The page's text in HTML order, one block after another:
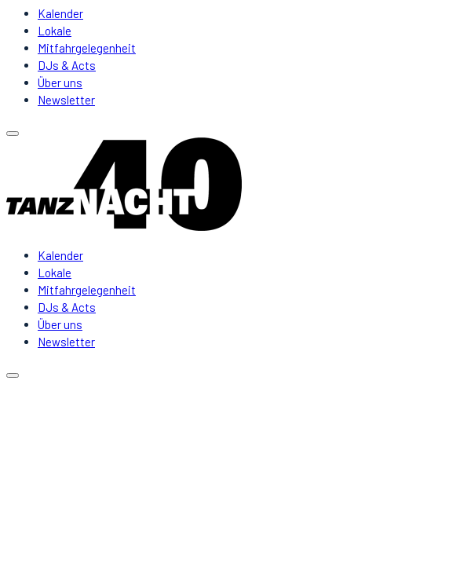
Kalender
Lokale
Mitfahrgelegenheit
DJs & Acts
Über uns
Newsletter
Kalender
Lokale
Mitfahrgelegenheit
DJs & Acts
Über uns
Newsletter